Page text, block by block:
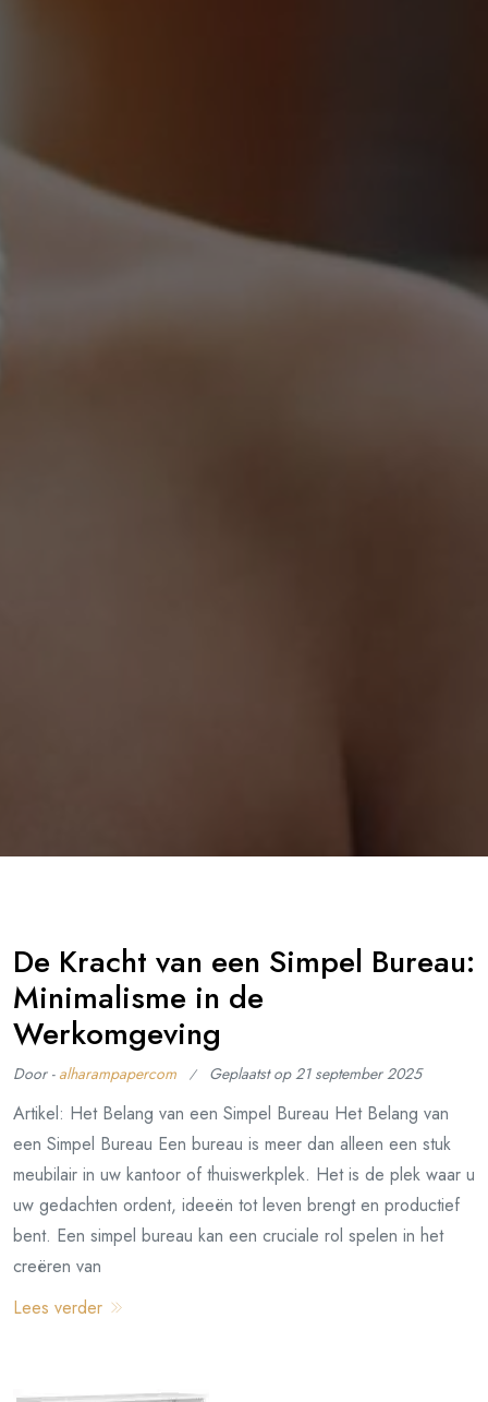
De Kracht van een Simpel Bureau:
Minimalisme in de
Werkomgeving
Door - alharampapercom Geplaatst op21 september 2025
Artikel: Het Belang van een Simpel Bureau Het Belang van
een Simpel Bureau Een bureau is meer dan alleen een stuk
meubilair in uw kantoor of thuiswerkplek. Het is de plek waar u
uw gedachten ordent, ideeën tot leven brengt en productief
bent. Een simpel bureau kan een cruciale rol spelen in het
creëren van
Lees verder